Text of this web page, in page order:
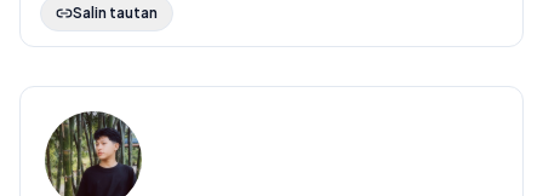
Salin tautan